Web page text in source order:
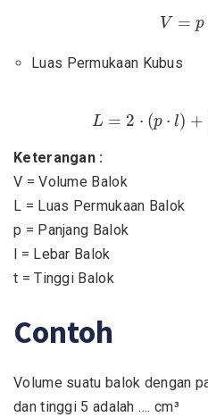
V = p
p
Luas Permukaan Kubus
L = 2 ⋅ (p ⋅ l) +
L 2 p⋅l +
Keterangan :
V = Volume Balok
L = Luas Permukaan Balok
p = Panjang Balok
l = Lebar Balok
t = Tinggi Balok
Contoh
Volume suatu balok dengan
dan tinggi 5 adalah …. cm³